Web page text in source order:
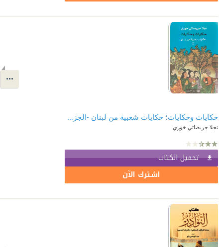
حكايات وحكايات؛ حكايات شعبية من لبنان -الجزء الثاني
نجلا جريصاتي خوري
تحميل الكتاب
اشترك الآن